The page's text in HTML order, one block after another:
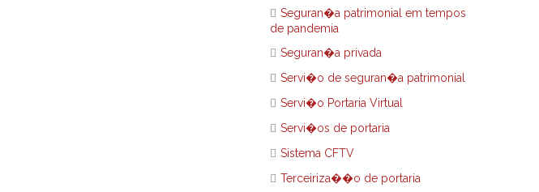
Seguran�a patrimonial em tempos
de pandemia
Seguran�a privada
Servi�o de seguran�a patrimonial
Servi�o Portaria Virtual
Servi�os de portaria
Sistema CFTV
Terceiriza��o de portaria